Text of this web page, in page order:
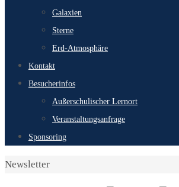
Galaxien
Sterne
Erd-Atmosphäre
Kontakt
Besucherinfos
Außerschulischer Lernort
Veranstaltungsanfrage
Sponsoring
Start
Newsletter